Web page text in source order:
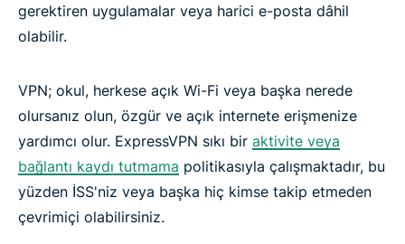
gerektiren uygulamalar veya harici e-posta dâhil
olabilir.
VPN; okul, herkese açık Wi-Fi veya başka nerede
olursanız olun, özgür ve açık internete erişmenize
yardımcı olur. ExpressVPN sıkı bir aktivite veya
bağlantı kaydı tutmama politikasıyla çalışmaktadır, bu
yüzden İSS'niz veya başka hiç kimse takip etmeden
çevrimiçi olabilirsiniz.